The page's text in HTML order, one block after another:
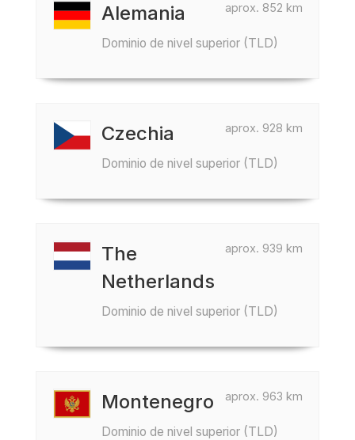
aprox. 852 km
Alemania
Dominio de nivel superior (TLD)
aprox. 928 km
Czechia
Dominio de nivel superior (TLD)
aprox. 939 km
The
Netherlands
Dominio de nivel superior (TLD)
aprox. 963 km
Montenegro
Dominio de nivel superior (TLD)